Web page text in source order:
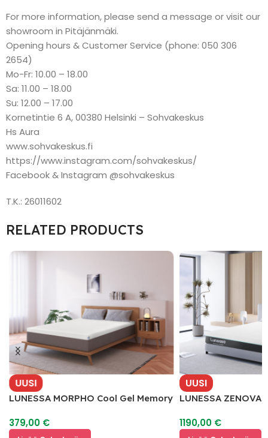
For more information, please send a message or visit our
showroom in Pitäjänmäki.
Opening hours & Customer Service (phone: 050 306
2654)
Mo-Fr: 10.00 – 18.00
Sa: 11.00 – 18.00
Su: 12.00 – 17.00
Kornetintie 6 A, 00380 Helsinki – Sohvakeskus
Hs Aura
www.sohvakeskus.fi
https://www.instagram.com/sohvakeskus/
Facebook & Instagram @sohvakeskus
T.K.: 26011602
RELATED PRODUCTS
UUSI
LUNESSA MORPHO Cool Gel Memory
379,00 €
UUSI
LUNESSA
1190,00 €